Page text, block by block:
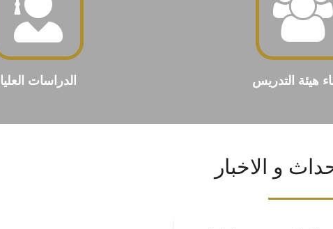
هيئة التدريس الدراسات العليا
و الاخبار